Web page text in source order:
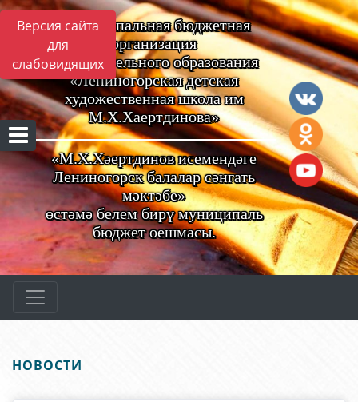
Версия сайта
для
слабовидящих
Муниципальная бюджетная
организация
дополнительного образования
«Лениногорская детская
художественная школа им
М.Х.Хаертдинова»
«М.Х.Хәертдинов исемендәге
Лениногорск балалар сәнгать
мәктәбе»
өстәмә белем бирү муниципаль
бюджет оешмасы.
НОВОСТИ